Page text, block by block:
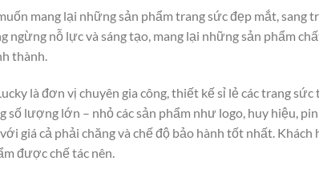
mang lại những sản phẩm trang sức đẹp mắt, sang
ngừng nỗ lực và sáng tạo, mang lại những sản phẩm
thành.
là đơn vị chuyên gia công, thiết kế sỉ lẻ các trang
số lượng lớn – nhỏ các sản phẩm như logo, huy hiệu,
giá cả phải chăng và chế độ bảo hành tốt nhất.
được chế tác nên.